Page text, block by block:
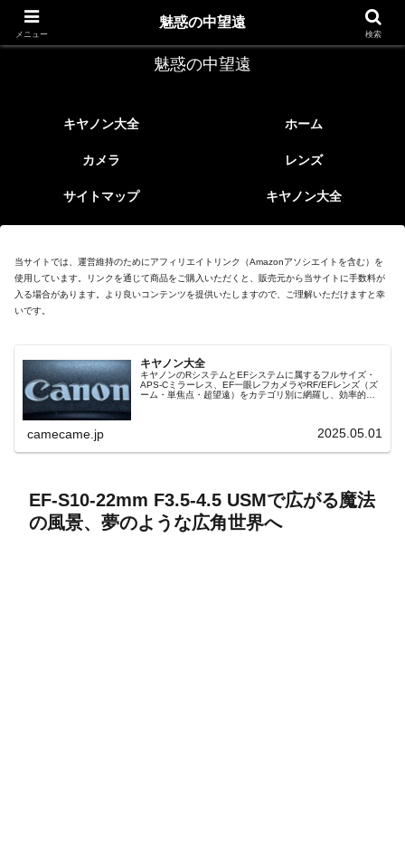
レトロなEFレンズ
魅惑の中望遠
キヤノン大全 ホーム
カメラ レンズ
サイトマップ キヤノン大全
当サイトでは、運営維持のためにアフィリエイトリンク（Amazonアソシエイトを含む）を
使用しています。リンクを通じて商品をご購入いただくと、販売元から当サイトに手数料が
入る場合があります。より良いコンテンツを提供いたしますので、ご理解いただけますと幸
いです。
キヤノン大全
キヤノンのRシステムとEFシステムに属するフルサイズ・
APS-Cミラーレス、EF一眼レフカメラやRF/EFレンズ（ズ
ーム・単焦点・超望遠）をカテゴリ別に網羅し、効率的に
camecame.jp 2025.05.01
EF-S10-22mm F3.5-4.5 USMで広がる魔法
の風景、夢のような広角世界へ
メニュー
魅惑の中望遠
検索